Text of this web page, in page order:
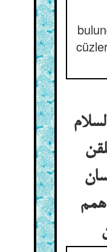
همم